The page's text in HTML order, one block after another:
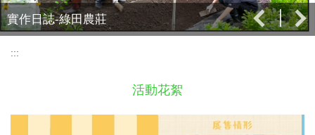
實作日誌-綠田農莊
:::
活動花絮